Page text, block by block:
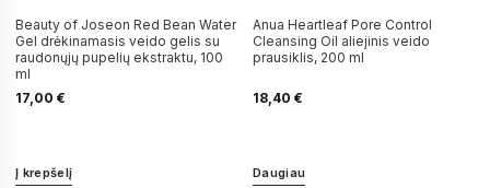
Beauty of Joseon Red Bean Water
Gel drėkinamasis veido gelis su
raudonųjų pupelių ekstraktu, 100
ml
17,00 €
Į krepšelį
Anua Heartleaf Pore Control
Cleansing Oil aliejinis veido
prausiklis, 200 ml
18,40 €
Daugiau